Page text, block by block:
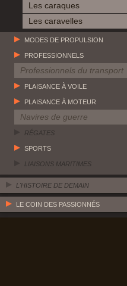
Les caraques
Les caravelles
MODES DE PROPULSION
PROFESSIONNELS
Professionnels du transport
PLAISANCE À VOILE
PLAISANCE À MOTEUR
Navires de guerre
RÉGATES
SPORTS
LIAISONS MARITIMES
L'HISTOIRE DE DEMAIN
LE COIN DES PASSIONNÉS